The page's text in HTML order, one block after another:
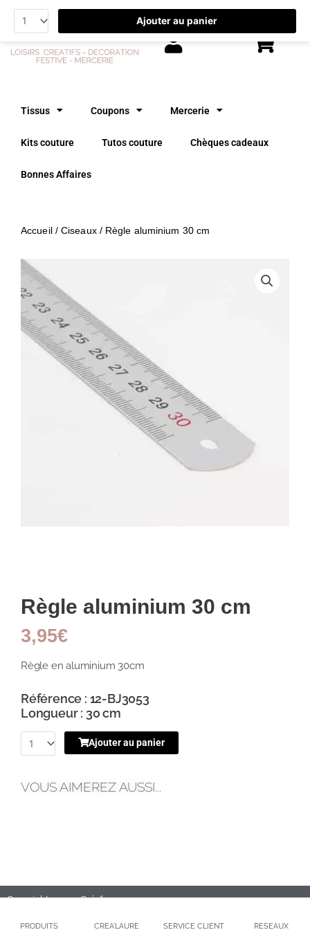
Aller
Tissus Coupons Mercerie
Kits couture Tutos couture Chèques cadeaux
Bonnes Affaires
Accueil/Ciseaux/ Règle aluminium 30 cm
Règle aluminium 30 cm
3,95€
Règle en aluminium 30cm
Référence : 12-BJ3053
Longueur : 30 cm
Ajouter au panier
VOUS AIMEREZ AUSSI...
Copyright 2020 – Créa’laure
PRODUITS CREA’LAURE SERVICE CLIENT RESEAUX
Ajouter au panier